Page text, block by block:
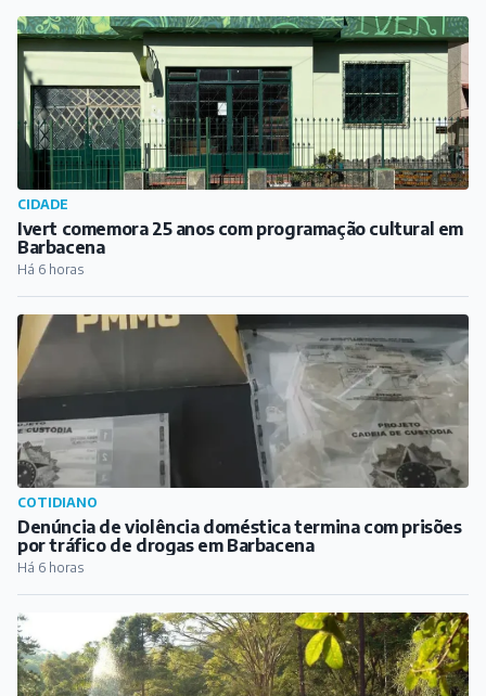
CIDADE
Ivert comemora 25 anos com programação cultural em
Barbacena
Há 6 horas
COTIDIANO
Denúncia de violência doméstica termina com prisões
por tráfico de drogas em Barbacena
Há 6 horas